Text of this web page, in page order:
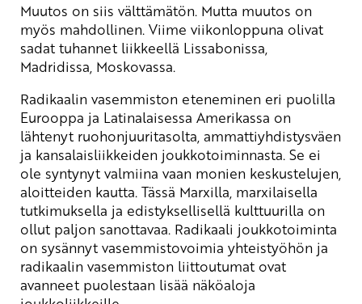
Muutos on siis välttämätön. Mutta muutos on
myös mahdollinen. Viime viikonloppuna olivat
sadat tuhannet liikkeellä Lissabonissa,
Madridissa, Moskovassa.
Radikaalin vasemmiston eteneminen eri puolilla
Eurooppa ja Latinalaisessa Amerikassa on
lähtenyt ruohonjuuritasolta, ammattiyhdistysväen
ja kansalaisliikkeiden joukkotoiminnasta. Se ei
ole syntynyt valmiina vaan monien keskustelujen,
aloitteiden kautta. Tässä Marxilla, marxilaisella
tutkimuksella ja edistyksellisellä kulttuurilla on
ollut paljon sanottavaa. Radikaali joukkotoiminta
on sysännyt vasemmistovoimia yhteistyöhön ja
radikaalin vasemmiston liittoutumat ovat
avanneet puolestaan lisää näköaloja